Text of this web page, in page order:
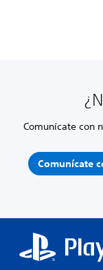
Comunícate con
Comunícate